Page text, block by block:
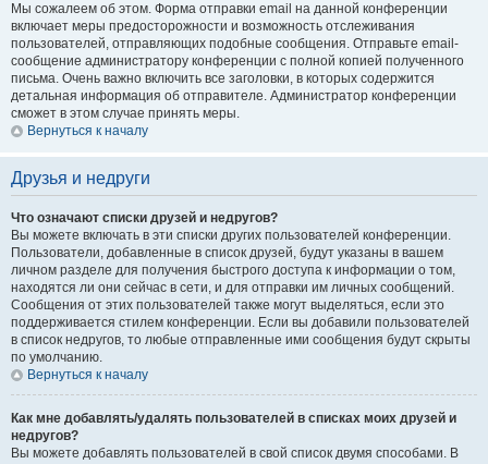
Мы сожалеем об этом. Форма отправки email на данной конференции
включает меры предосторожности и возможность отслеживания
пользователей, отправляющих подобные сообщения. Отправьте email-
сообщение администратору конференции с полной копией полученного
письма. Очень важно включить все заголовки, в которых содержится
детальная информация об отправителе. Администратор конференции
сможет в этом случае принять меры.
Вернуться к началу
Друзья и недруги
Что означают списки друзей и недругов?
Вы можете включать в эти списки других пользователей конференции.
Пользователи, добавленные в список друзей, будут указаны в вашем
личном разделе для получения быстрого доступа к информации о том,
находятся ли они сейчас в сети, и для отправки им личных сообщений.
Сообщения от этих пользователей также могут выделяться, если это
поддерживается стилем конференции. Если вы добавили пользователей
в список недругов, то любые отправленные ими сообщения будут скрыты
по умолчанию.
Вернуться к началу
Как мне добавлять/удалять пользователей в списках моих друзей и
недругов?
Вы можете добавлять пользователей в свой список двумя способами. В